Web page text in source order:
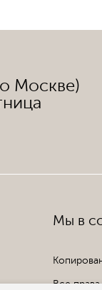
Москве)
Мы в
Все